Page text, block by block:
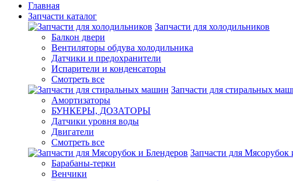
Главная
Запчасти каталог
Запчасти для холодильников
Балкон двери
Вентиляторы обдува холодильника
Датчики и предохранители
Испарители и конденсаторы
Смотреть все
Запчасти для стиральных
Амортизаторы
БУНКЕРЫ, ДОЗАТОРЫ
Датчики уровня воды
Двигатели
Смотреть все
Запчасти для Мясорубок
Барабаны-терки
Венчики